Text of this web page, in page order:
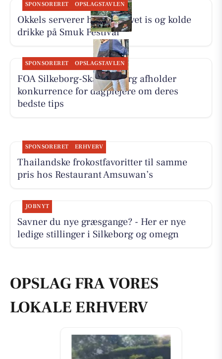
SPONSORERET OPSLAGSTAVLEN
Okkels serverer hjemmelavet is og kolde
drikke på Smuk Festival
SPONSORERET OPSLAGSTAVLEN
FOA Silkeborg-Skanderborg afholder
konkurrence for dagplejere om deres
bedste tips
SPONSORERET ERHVERV
Thailandske frokostfavoritter til samme
pris hos Restaurant Amsuwan’s
JOBNYT
Savner du nye græsgange? - Her er nye
ledige stillinger i Silkeborg og omegn
OPSLAG FRA VORES
LOKALE ERHVERV